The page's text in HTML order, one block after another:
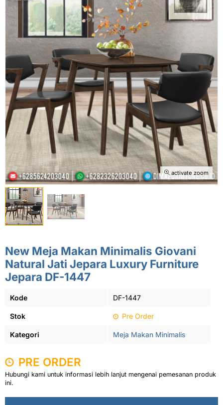
activate zoom
New Meja Makan Minimalis Giovani
Natural Jati Jepara Luxury Furniture
Jepara DF-1447
Kode DF-1447
Stok Pre Order
Kategori Meja Makan Minimalis
PRE ORDER
Hubungi kami untuk informasi lebih lanjut mengenai pemesanan produk
ini.